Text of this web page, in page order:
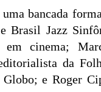
bancada
e Brasil Jazz
em cinema;
da
e Roger